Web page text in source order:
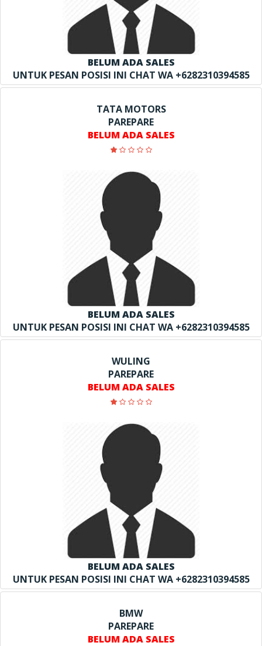
BELUM ADA SALES
UNTUK PESAN POSISI INI CHAT WA +6282310394585
TATA MOTORS
PAREPARE
BELUM ADA SALES
BELUM ADA SALES
UNTUK PESAN POSISI INI CHAT WA +6282310394585
WULING
PAREPARE
BELUM ADA SALES
BELUM ADA SALES
UNTUK PESAN POSISI INI CHAT WA +6282310394585
BMW
PAREPARE
BELUM ADA SALES